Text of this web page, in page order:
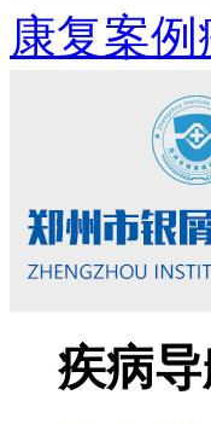
康复案例
疾病